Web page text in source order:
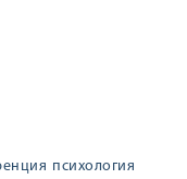
психология